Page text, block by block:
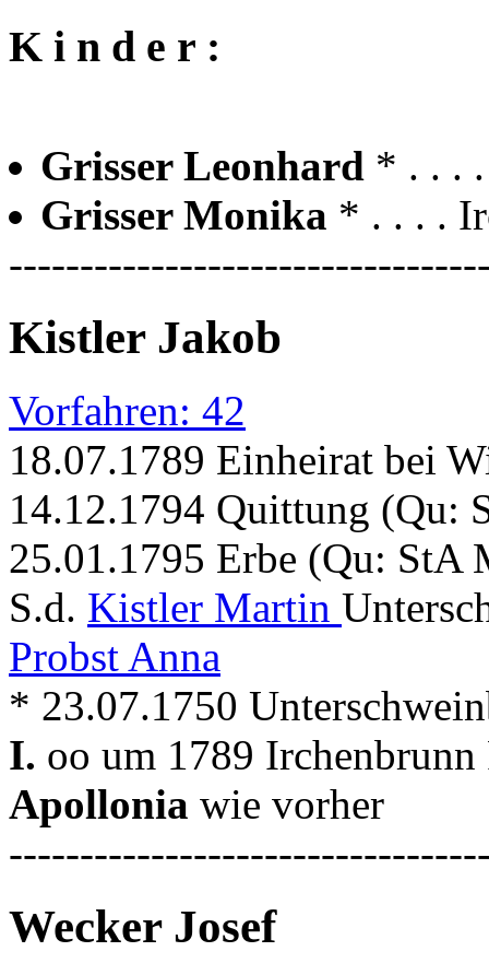
K i n d e r :
Grisser Leonhard * . . .
Grisser Monika * . . . .
Kistler Jakob
Vorfahren: 42
18.07.1789 Einheirat bei
14.12.1794 Quittung (Qu:
25.01.1795 Erbe (Qu: StA
S.d. Kistler Martin
Probst Anna
* 23.07.1750
I. oo um 1789
Apollonia wie vorher
Wecker Josef